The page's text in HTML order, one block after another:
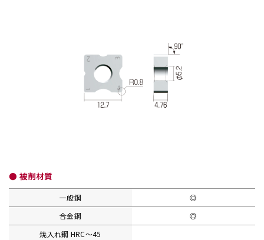
● 被削材質
一般鋼
◎
合金鋼
◎
焼入れ鋼 HRC〜45